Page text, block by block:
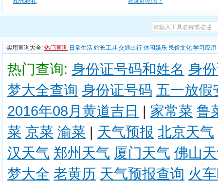
实用查询大全: 热门查询 日常生活 站长工具 交通出行 休闲娱乐 民俗文化 学习应用
热门查询: 身份证号码和姓名 身
梦大全查询 身份证号码 五一放假
2016年08月黄道吉日 | 家常菜 鲁
菜 京菜 渝菜 | 天气预报 北京天气
汉天气 郑州天气 厦门天气 佛山
梦大全 老黄历 天气预报查询 火